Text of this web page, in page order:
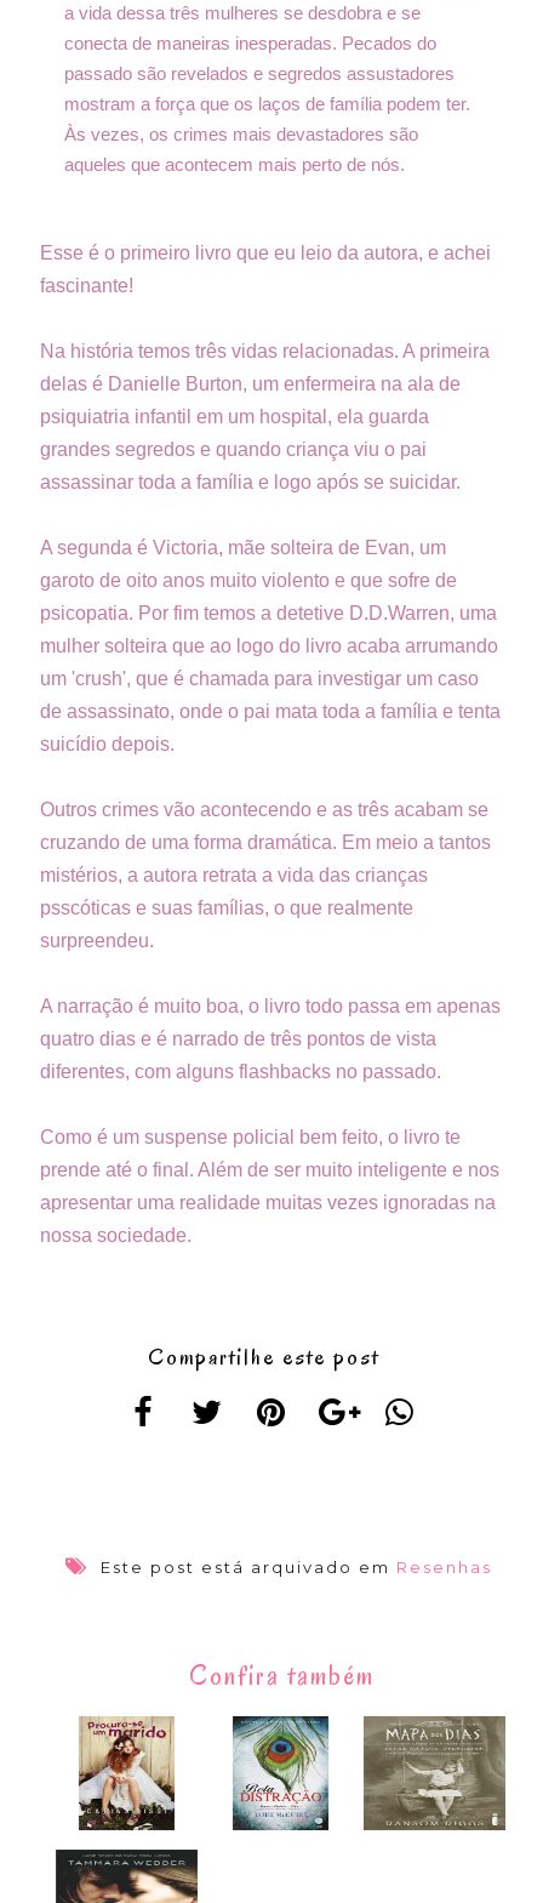
a vida dessa três mulheres se desdobra e se
conecta de maneiras inesperadas. Pecados do
passado são revelados e segredos assustadores
mostram a força que os laços de família podem ter.
Às vezes, os crimes mais devastadores são
aqueles que acontecem mais perto de nós.
Esse é o primeiro livro que eu leio da autora, e achei
fascinante!
Na história temos três vidas relacionadas. A primeira
delas é Danielle Burton, um enfermeira na ala de
psiquiatria infantil em um hospital, ela guarda
grandes segredos e quando criança viu o pai
assassinar toda a família e logo após se suicidar.
A segunda é Victoria, mãe solteira de Evan, um
garoto de oito anos muito violento e que sofre de
psicopatia. Por fim temos a detetive D.D.Warren, uma
mulher solteira que ao logo do livro acaba arrumando
um 'crush', que é chamada para investigar um caso
de assassinato, onde o pai mata toda a família e tenta
suicídio depois.
Outros crimes vão acontecendo e as três acabam se
cruzando de uma forma dramática. Em meio a tantos
mistérios, a autora retrata a vida das crianças
psscóticas e suas famílias, o que realmente
surpreendeu.
A narração é muito boa, o livro todo passa em apenas
quatro dias e é narrado de três pontos de vista
diferentes, com alguns flashbacks no passado.
Como é um suspense policial bem feito, o livro te
prende até o final. Além de ser muito inteligente e nos
apresentar uma realidade muitas vezes ignoradas na
nossa sociedade.
Compartilhe este post
Este post está arquivado em Resenhas
Confira também